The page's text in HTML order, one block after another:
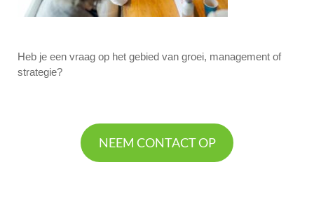
Heb je een vraag op het gebied van groei, management of
strategie?
NEEM CONTACT OP